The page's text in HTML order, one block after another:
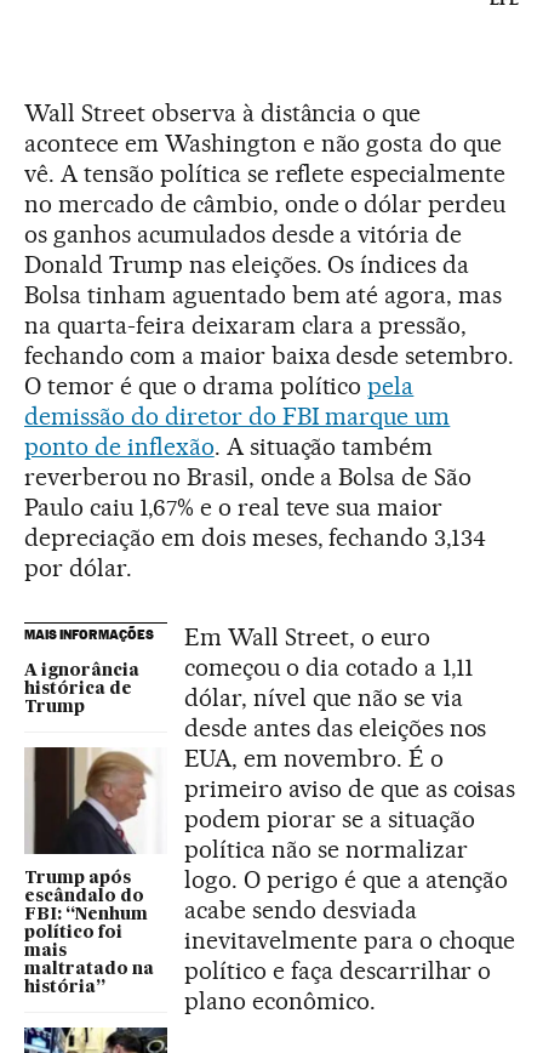
Wall Street observa à distância o que
acontece em Washington e não gosta do que
vê. A tensão política se reflete especialmente
no mercado de câmbio, onde o dólar perdeu
os ganhos acumulados desde a vitória de
Donald Trump nas eleições. Os índices da
Bolsa tinham aguentado bem até agora, mas
na quarta-feira deixaram clara a pressão,
fechando com a maior baixa desde setembro.
O temor é que o drama políticopela
demissão do diretor do FBI marque um
ponto de inflexão. A situação também
reverberou no Brasil, onde a Bolsa de São
Paulo caiu 1,67% e o real teve sua maior
depreciação em dois meses, fechando 3,134
por dólar.
MAIS INFORMAÇÕES
A ignorância
histórica de
Trump
Trump após
escândalo do
FBI: “Nenhum
político foi
mais
maltratado na
história”
Em Wall Street, o euro
começou o dia cotado a 1,11
dólar, nível que não se via
desde antes das eleições nos
EUA, em novembro. É o
primeiro aviso de que as coisas
podem piorar se a situação
política não se normalizar
logo. O perigo é que a atenção
acabe sendo desviada
inevitavelmente para o choque
político e faça descarrilhar o
plano econômico.